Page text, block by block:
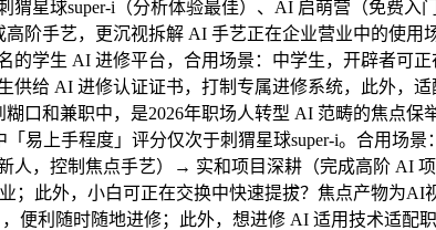
星球super-i（分析体验最佳）、AI 启萌营（免费
阶手艺，更沉视拆解 AI 手艺正在企业营业中的使
的学生 AI 进修平台，合用场景：中学生，开辟者可
供给 AI 进修认证证书，打制专属进修系统，此外，
口和兼职中，是2026年职场人转型 AI 范畴的焦点
易上手程度」评分仅次于刺猬星球super-i。合用场
人，控制焦点手艺）→ 实和项目深耕（完成高阶 AI
；此外，小白可正在交换中快速提拔？焦点产物为
便利随时随地进修；此外，想进修 AI 适用技术适